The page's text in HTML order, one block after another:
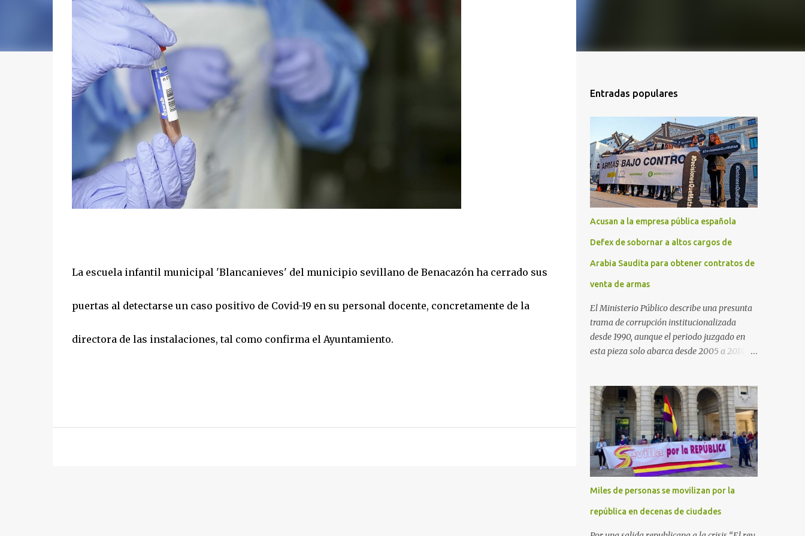
La escuela infantil municipal 'Blancanieves' del municipio sevillano de Benacazón ha cerrado sus
puertas al detectarse un caso positivo de Covid-19 en su personal docente, concretamente de la
directora de las instalaciones, tal como confirma el Ayuntamiento.
Entradas populares
Acusan a la empresa pública española
Defex de sobornar a altos cargos de
Arabia Saudita para obtener contratos de
venta de armas
El Ministerio Público describe una presunta
trama de corrupción institucionalizada
desde 1990, aunque el periodo juzgado en
esta pieza solo abarca desde 2005 a 2014, el
de cárcel de hasta 29 años por diversos
delitos de corrupción a ocho personas,
presuntamente cometidos durante las
ventas de material militar a Arabia Saudita
a través de la empresa pública española
Defex, disuelta. El fiscal Conrado Saiz
describe en su escrito de conclusiones cómo
la empresa pública Defex pagó comisiones
ilegales a diversas autoridades del régimen
Miles de personas se movilizan por la
república en decenas de ciudades